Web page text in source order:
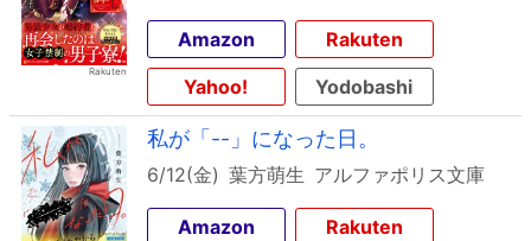
Amazon
Rakuten
Yahoo!
Yodobashi
私が「--」になった日。
6/12(金) 葉方萌生 アルファポリス文庫
Amazon
Rakuten